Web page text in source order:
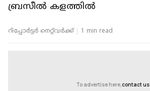
ബ്രസീൽ കളത്തിൽ
റിപ്പോർട്ടർ നെറ്റ്‌വര്‍ക്ക്‌ 1 min read
To advertise here,contact us